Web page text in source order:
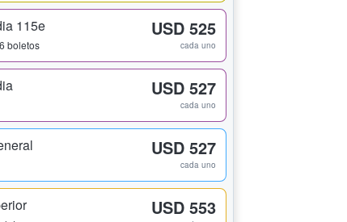
115e
boletos
USD 525
cada uno
USD 527
cada uno
USD 527
cada uno
USD 553